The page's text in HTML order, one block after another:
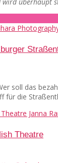
soll das
für die
Theatre